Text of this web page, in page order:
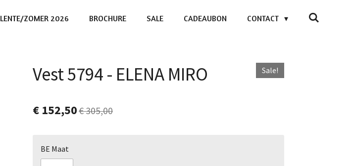
LENTE/ZOMER 2026 BROCHURE SALE CADEAUBON CONTACT
Vest 5794 - ELENA MIRO Sale!
€ 152,50€ 305,00
BE Maat